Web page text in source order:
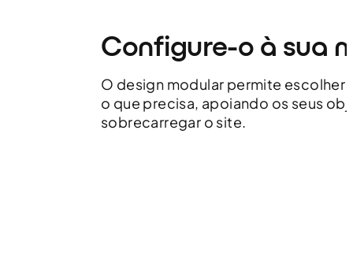
Configure-o à sua
O design modular permite escolher
o que precisa, apoiando os seus
sobrecarregar o site.